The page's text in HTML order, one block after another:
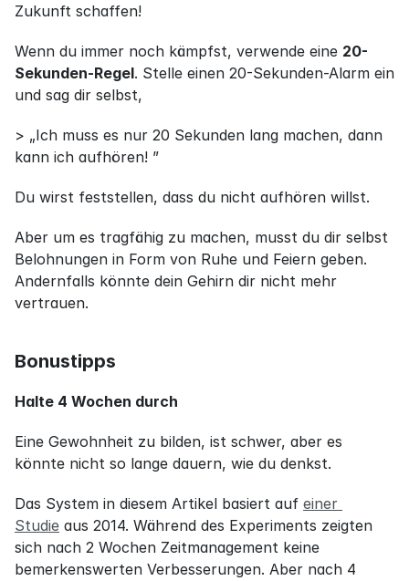
Zukunft schaffen!
Wenn du immer noch kämpfst, verwende eine 20-
Sekunden-Regel. Stelle einen 20-Sekunden-Alarm ein
und sag dir selbst,
> „Ich muss es nur 20 Sekunden lang machen, dann
kann ich aufhören! ”
Du wirst feststellen, dass du nicht aufhören willst.
Aber um es tragfähig zu machen, musst du dir selbst
Belohnungen in Form von Ruhe und Feiern geben.
Andernfalls könnte dein Gehirn dir nicht mehr
vertrauen.
Bonustipps
Halte 4 Wochen durch
Eine Gewohnheit zu bilden, ist schwer, aber es
könnte nicht so lange dauern, wie du denkst.
Das System in diesem Artikel basiert auf einer
Studie aus 2014. Während des Experiments zeigten
sich nach 2 Wochen Zeitmanagement keine
bemerkenswerten Verbesserungen. Aber nach 4